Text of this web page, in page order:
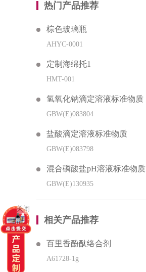
热门产品推荐
棕色玻璃瓶
AHYC-0001
定制海绵托1
HMT-001
氢氧化钠滴定溶液标准物质
GBW(E)083804
盐酸滴定溶液标准物质
GBW(E)083798
混合磷酸盐pH溶液标准物质
GBW(E)130935
相关产品推荐
百里香酚酞络合剂
A61728-1g
关闭